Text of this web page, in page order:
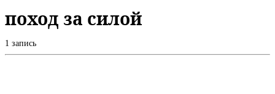
поход за силой
1 запись